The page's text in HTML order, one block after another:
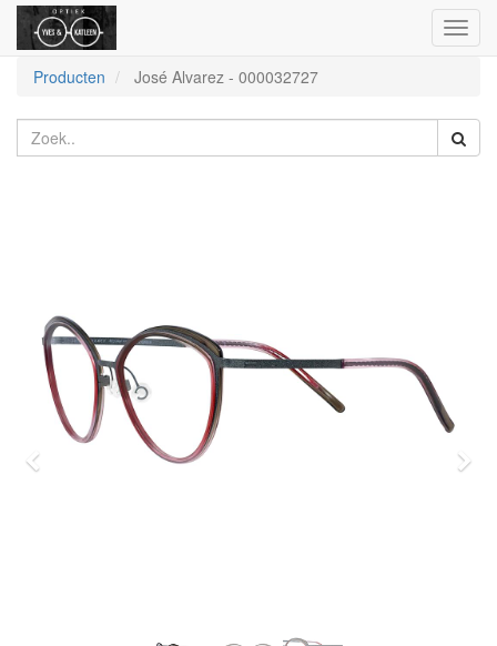
Producten
José Alvarez - 000032727